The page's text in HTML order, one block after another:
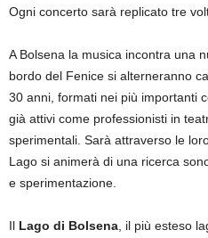
Ogni concerto sarà replicato tre
A Bolsena la musica incontra una
bordo del Fenice si alterneranno
30 anni, formati nei più importanti
già attivi come professionisti in
sperimentali. Sarà attraverso le
Lago si animerà di una ricerca
e sperimentazione.
Il Lago di Bolsena , il più esteso